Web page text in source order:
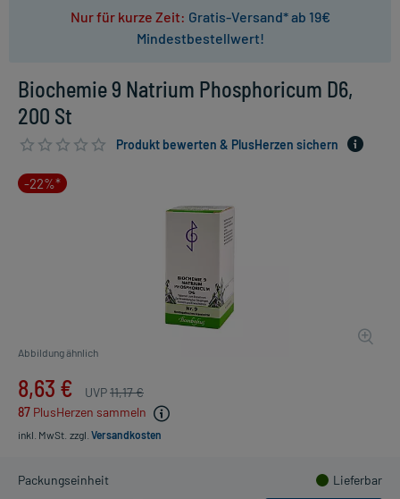
Nur für kurze Zeit: Gratis-Versand* ab 19€
Mindestbestellwert!
Biochemie 9 Natrium Phosphoricum D6,
200 St
Produkt bewerten & PlusHerzen sichern
-22%*
Abbildung ähnlich
8,63 € UVP11,17 €
87 PlusHerzen sammeln
inkl. MwSt. zzgl. Versandkosten
Packungseinheit Lieferbar